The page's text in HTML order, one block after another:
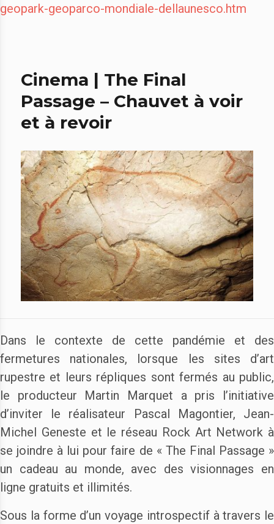
geopark-geoparco-mondiale-dellaunesco.htm
Cinema | The Final
Passage – Chauvet à voir
et à revoir
Dans le contexte de cette pandémie et des
fermetures nationales, lorsque les sites d’art
rupestre et leurs répliques sont fermés au public,
le producteur Martin Marquet a pris l’initiative
d’inviter le réalisateur Pascal Magontier, Jean-
Michel Geneste et le réseau Rock Art Network à
se joindre à lui pour faire de « The Final Passage »
un cadeau au monde, avec des visionnages en
ligne gratuits et illimités.
Sous la forme d’un voyage introspectif à travers le